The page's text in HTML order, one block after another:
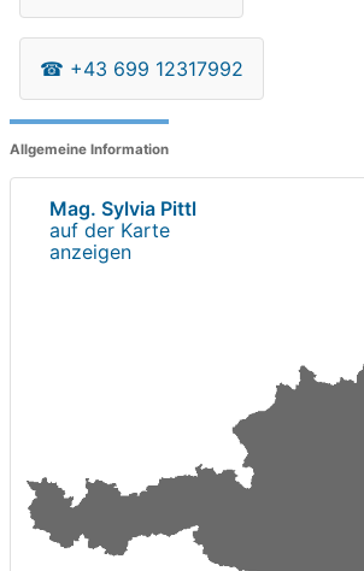
☎ +43 699 12317992
Allgemeine Information
Mag. Sylvia Pittl
auf der Karte
anzeigen